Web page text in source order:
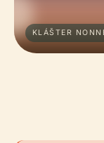
KLÁŠTER